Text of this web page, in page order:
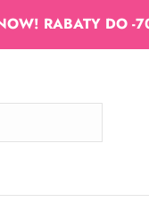
RABATY DO